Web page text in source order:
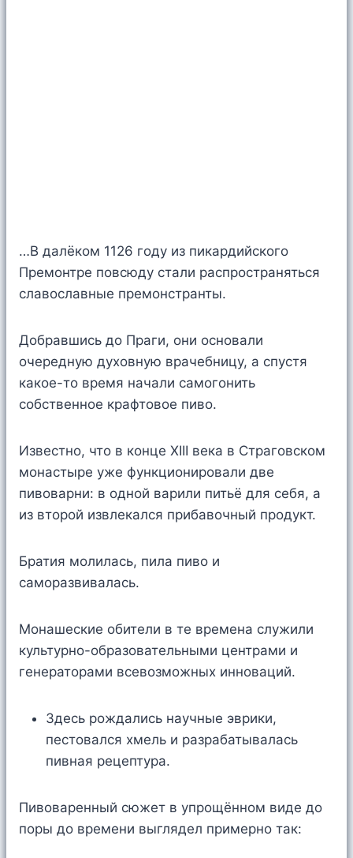
…В далёком 1126 году из пикардийского
Премонтре повсюду стали распространяться
славославные премонстранты.
Добравшись до Праги, они основали
очередную духовную врачебницу, а спустя
какое-то время начали самогонить
собственное крафтовое пиво.
Известно, что в конце XIII века в Страговском
монастыре уже функционировали две
пивоварни: в одной варили питьё для себя, а
из второй извлекался прибавочный продукт.
Братия молилась, пила пиво и
саморазвивалась.
Монашеские обители в те времена служили
культурно-образовательными центрами и
генераторами всевозможных инноваций.
Здесь рождались научные эврики,
пестовался хмель и разрабатывалась
пивная рецептура.
Пивоваренный сюжет в упрощённом виде до
поры до времени выглядел примерно так: